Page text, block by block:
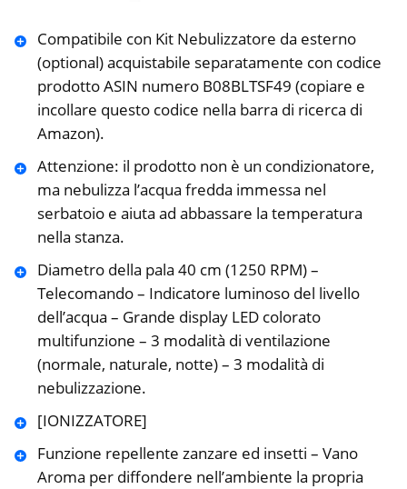
Compatibile con Kit Nebulizzatore da esterno
(optional) acquistabile separatamente con codice
prodotto ASIN numero B08BLTSF49 (copiare e
incollare questo codice nella barra di ricerca di
Amazon).
Attenzione: il prodotto non è un condizionatore,
ma nebulizza l’acqua fredda immessa nel
serbatoio e aiuta ad abbassare la temperatura
nella stanza.
Diametro della pala 40 cm (1250 RPM) –
Telecomando – Indicatore luminoso del livello
dell’acqua – Grande display LED colorato
multifunzione – 3 modalità di ventilazione
(normale, naturale, notte) – 3 modalità di
nebulizzazione.
[IONIZZATORE]
Funzione repellente zanzare ed insetti – Vano
Aroma per diffondere nell’ambiente la propria